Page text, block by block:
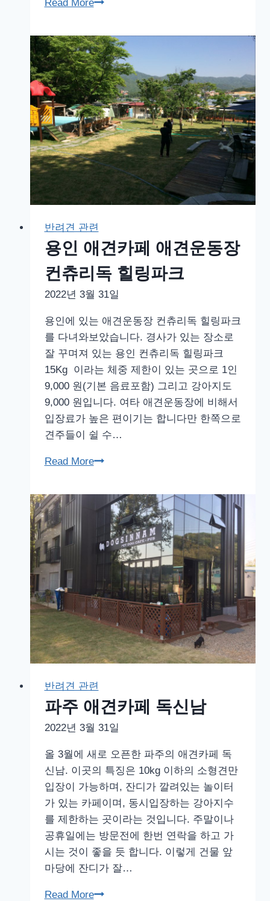
Read More
스
빈
벤
라
이
더
반려견 관련
용인 애견카페 애견운동장
컨츄리독 힐링파크
2022년 3월 31일
용인에 있는 애견운동장 컨츄리독 힐링파크
를 다녀와보았습니다. 경사가 있는 장소로
잘 꾸며져 있는 용인 컨츄리독 힐링파크
15Kg 이라는 체중 제한이 있는 곳으로 1인
9,000 원(기본 음료포함) 그리고 강아지도
9,000 원입니다. 여타 애견운동장에 비해서
입장료가 높은 편이기는 합니다만 한쪽으로
견주들이 쉴 수…
Read More용
애
견
페
운
동
장
컨
츄
독
힐
링
크
반려견 관련
파주 애견카페 독신남
2022년 3월 31일
올 3월에 새로 오픈한 파주의 애견카페 독
신남. 이곳의 특징은 10kg 이하의 소형견만
입장이 가능하며, 잔디가 깔려있는 놀이터
가 있는 카페이며, 동시입장하는 강아지수
를 제한하는 곳이라는 것입니다. 주말이나
공휴일에는 방문전에 한번 연락을 하고 가
시는 것이 좋을 듯 합니다. 이렇게 건물 앞
마당에 잔디가 잘…
Read More파